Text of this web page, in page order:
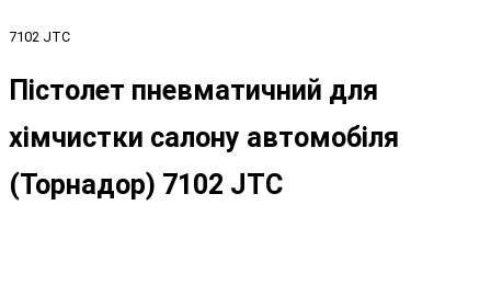
7102 JTC
Пістолет пневматичний для
хімчистки салону автомобіля
(Торнадор) 7102 JTC